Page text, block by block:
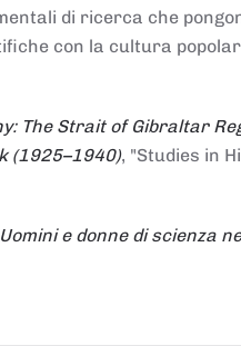
di ricerca che
con la cultura
The Strait of Gibraltar
(1925–1940), "Studies in
e donne di scienza